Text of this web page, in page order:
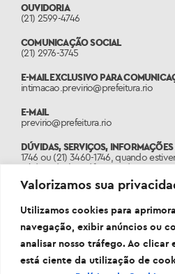
Valorizamos sua
Utilizamos cookies para
navegação, exibir anúncios ou
analisar nosso tráfego. Ao clicar
está ciente da utilização de
OUVIDORIA
(21) 2599-4746
COMUNICAÇÃO SOCIAL
(21) 2976-3745
E-MAIL EXCLUSIVO PARA
intimacao.previrio@prefeitura.rio
E-MAIL
previrio@prefeitura.rio
DÚVIDAS, SERVIÇOS,
1746 ou (21) 3460-1746, quando
código de área diferente do 21.
PORTAL